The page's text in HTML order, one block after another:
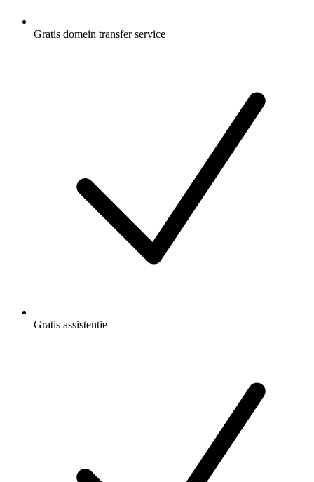
Gratis domein transfer service
Gratis assistentie